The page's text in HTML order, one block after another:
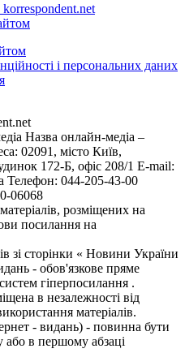
korrespondent.net
і персональних даних
Назва онлайн-медіа –
02091, місто Київ,
172-Б, офіс 208/1 E-mail:
Телефон: 044-205-43-00
06068
розміщених на
посилання на
зі сторінки « Новини України
- обов'язкове пряме
гіперпосилання .
в незалежності від
матеріалів.
- видань) - повинна бути
або в першому абзаці